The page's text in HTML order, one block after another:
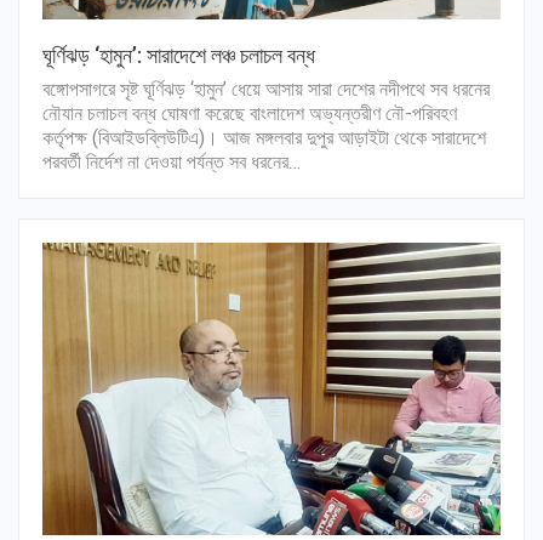
ঘূর্ণিঝড় ‘হামুন’: সারাদেশে লঞ্চ চলাচল বন্ধ
বঙ্গোপসাগরে সৃষ্ট ঘূর্ণিঝড় ‘হামুন’ ধেয়ে আসায় সারা দেশের নদীপথে সব ধরনের
নৌযান চলাচল বন্ধ ঘোষণা করেছে বাংলাদেশ অভ্যন্তরীণ নৌ-পরিবহণ
কর্তৃপক্ষ (বিআইডব্লিউটিএ)। আজ মঙ্গলবার দুপুর আড়াইটা থেকে সারাদেশে
পরবর্তী নির্দেশ না দেওয়া পর্যন্ত সব ধরনের…